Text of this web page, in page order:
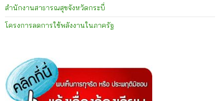
สำนักงานสาธารณสุขจังหวัดกระบี่
โครงการลดการใช้พลังงานในภาครัฐ